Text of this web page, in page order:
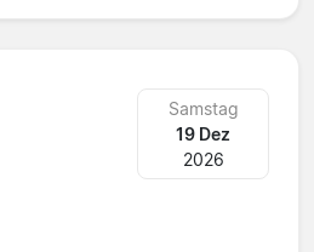
Samstag
19 Dez
2026